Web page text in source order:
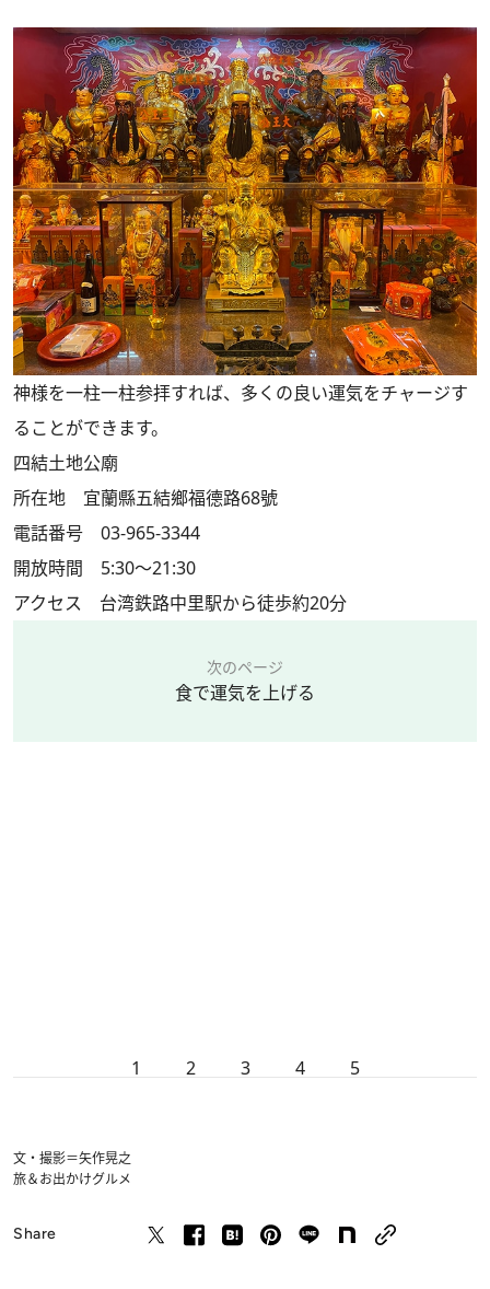
神様を一柱一柱参拝すれば、多くの良い運気をチャージす
ることができます。
四結土地公廟
所在地 宜蘭縣五結鄉福德路68號
電話番号 03-965-3344
開放時間 5:30～21:30
アクセス 台湾鉄路中里駅から徒歩約20分
次のページ
食で運気を上げる
1 2 3 4 5
文・撮影＝矢作晃之
旅＆お出かけグルメ
Share